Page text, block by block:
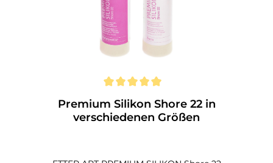
Premium Silikon Shore 22 in
verschiedenen Größen